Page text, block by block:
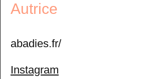
Autrice
abadies.fr/
Instagram